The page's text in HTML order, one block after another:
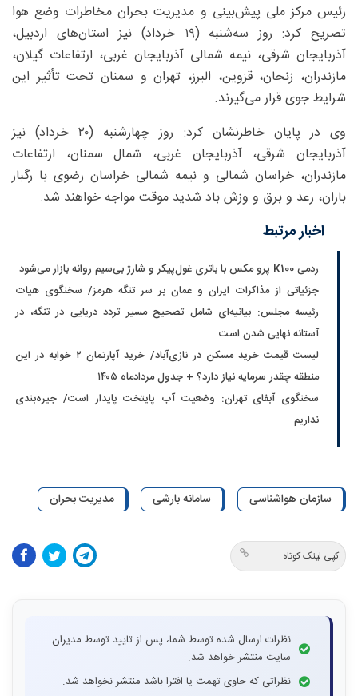
رئیس مرکز ملی پیش‌بینی و مدیریت بحران مخاطرات وضع هوا
تصریح کرد: روز سه‌شنبه (۱۹ خرداد) نیز استان‌های اردبیل،
آذربایجان شرقی، نیمه شمالی آذربایجان غربی، ارتفاعات گیلان،
مازندران، زنجان، قزوین، البرز، تهران و سمنان تحت تأثیر این
شرایط جوی قرار می‌گیرند.
وی در پایان خاطرنشان کرد: روز چهارشنبه (۲۰ خرداد) نیز
آذربایجان شرقی، آذربایجان غربی، شمال سمنان، ارتفاعات
مازندران، خراسان شمالی و نیمه شمالی خراسان رضوی با رگبار
باران، رعد و برق و وزش باد شدید موقت مواجه خواهند شد.
اخبار مرتبط
ردمی K100 پرو مکس با باتری غول‌پیکر و شارژ بی‌سیم روانه بازار می‌شود
جزئیاتی از مذاکرات ایران و عمان بر سر تنگه هرمز/ سخنگوی هیات
رئیسه مجلس: بیانیه‌ای شامل تصحیح مسیر تردد دریایی در تنگه، در
آستانه نهایی شدن است
لیست قیمت خرید مسکن در نازی‌آباد/ خرید آپارتمان ۲ خوابه در این
منطقه چقدر سرمایه نیاز دارد؟ + جدول مردادماه ۱۴۰۵
سخنگوی آبفای تهران: وضعیت آب پایتخت پایدار است/ جیره‌بندی
نداریم
سازمان هواشناسی سامانه بارشی مدیریت بحران
کپی لینک کوتاه
نظرات ارسال شده توسط شما، پس از تایید توسط مدیران
سایت منتشر خواهد شد.
نظراتی که حاوی تهمت یا افترا باشد منتشر نخواهد شد.